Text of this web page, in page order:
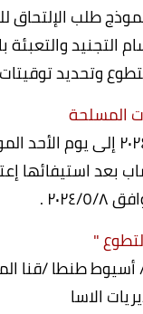
طلب الإلتحاق
التجنيد والتعبئة
وتحديد توقيتات
المسلحة
بعد استيفائها
"